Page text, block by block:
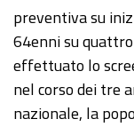
preventiva su
64enni su
effettuato lo
nel corso dei tre
nazionale, la